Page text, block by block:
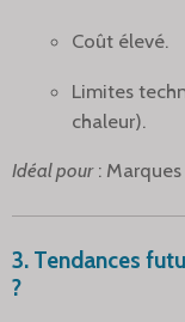
Coût élevé.
Limites
chaleur).
Idéal pour :
3. Tendances
?